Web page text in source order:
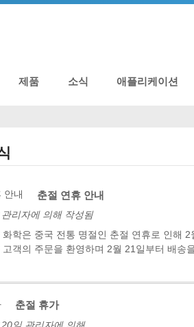
제품 소식 애플리케이션
춘절 연휴 안내
리자에 의해 작성됨
화학은 중국 전통 명절인 춘절 연휴로 인해
고객의 주문을 환영하며 2월 21일부터 배송
춘절 휴가